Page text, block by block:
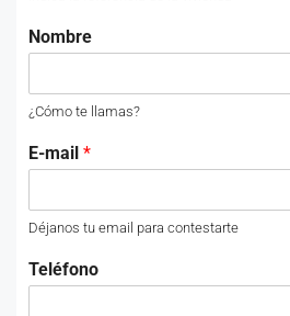
Nombre
¿Cómo te llamas?
E-mail *
Déjanos tu email para contestarte
Teléfono